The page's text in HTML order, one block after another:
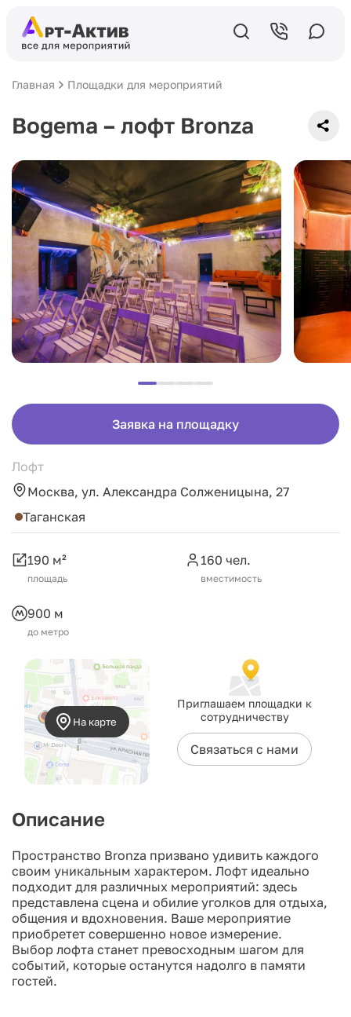
Главная Площадки для мероприятий
Bogema – лофт Bronza
Заявка на площадку
Лофт
Москва, ул. Александра Солженицына, 27
Таганская
190 м²
площадь
160 чел.
вместимость
900 м
до метро
На карте
Приглашаем площадки к
сотрудничеству
Связаться с нами
Описание
Пространство Bronza призвано удивить каждого
своим уникальным характером. Лофт идеально
подходит для различных мероприятий: здесь
представлена сцена и обилие уголков для отдыха,
общения и вдохновения. Ваше мероприятие
приобретет совершенно новое измерение.
Выбор лофта станет превосходным шагом для
событий, которые останутся надолго в памяти
гостей.